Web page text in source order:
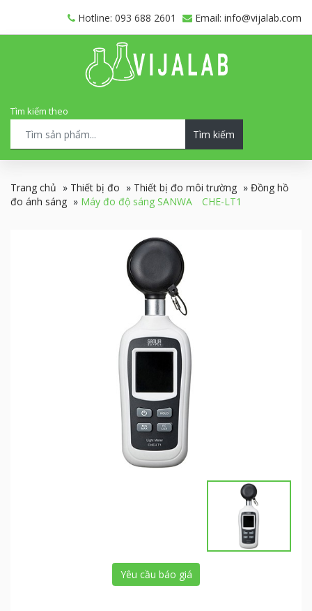
Hotline: 093 688 2601 Email: info@vijalab.com
Tìm kiếm theo
Tìm kiếm
Trang chủ » Thiết bị đo » Thiết bị đo môi trường » Đồng hồ
đo ánh sáng » Máy đo độ sáng SANWA CHE-LT1
Yêu cầu báo giá